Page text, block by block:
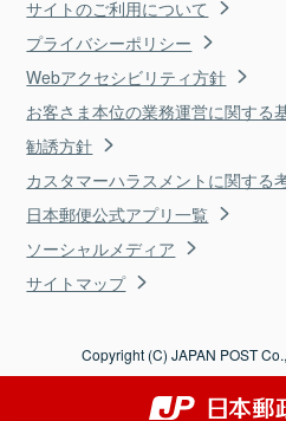
サイトのご利用について
プライバシーポリシー
Webアクセシビリティ方針
お客さま本位の業務運営に関する
勧誘方針
カスタマーハラスメントに関する
日本郵便公式アプリ一覧
ソーシャルメディア
サイトマップ
Copyright (C) JAPAN POST